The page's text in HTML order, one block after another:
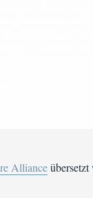
Allianceübersetzt